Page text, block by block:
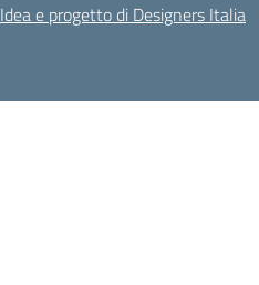
Idea e progetto di Designers Italia